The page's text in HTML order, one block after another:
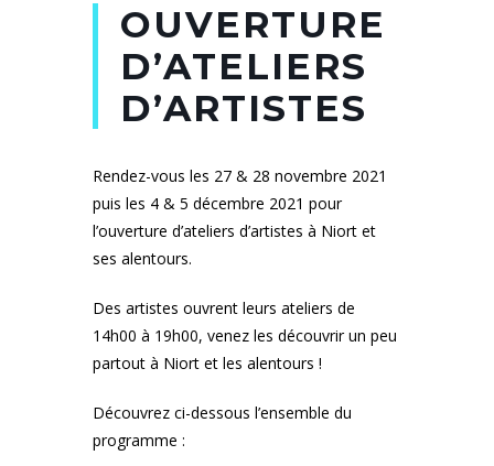
OUVERTURE
D’ATELIERS
D’ARTISTES
Rendez-vous les 27 & 28 novembre 2021
puis les 4 & 5 décembre 2021 pour
l’ouverture d’ateliers d’artistes à Niort et
ses alentours.
Des artistes ouvrent leurs ateliers de
14h00 à 19h00, venez les découvrir un peu
partout à Niort et les alentours !
Découvrez ci-dessous l’ensemble du
programme :